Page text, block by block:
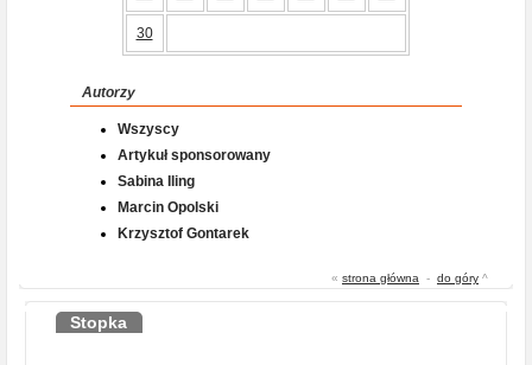
30
Autorzy
Wszyscy
Artykuł sponsorowany
Sabina Iling
Marcin Opolski
Krzysztof Gontarek
« strona główna - do góry ^
Stopka